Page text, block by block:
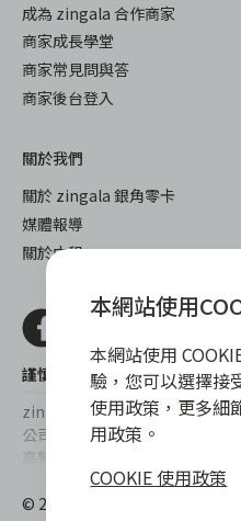
成為 zingala 合作商家
商家成長學堂
商家常見問與答
商家後台登入
關於我們
關於 zingala 銀角零卡
媒體報導
關於中租
謹慎衡量自身財務狀況，理性
zingala銀角零卡/仲信資融沒有
公司合作，更不會要求您提供實
高警覺，勿受騙上當！
提醒您，消費前請審慎評估財
百分率區間為0%~15.9%，實際
© 2022 仲信資融股份有限公司
本網站使用
本網站使用
驗，您可以選擇接
使用政策，更多細
用政策。
COOKIE 使用政策